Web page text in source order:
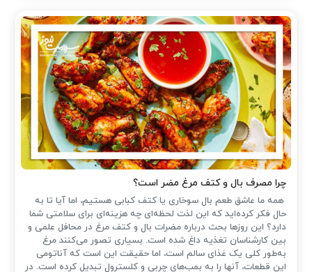
چرا مصرف بال و کتف مرغ مضر است؟
همه ما عاشق طعم بال سوخاری یا کتف کبابی هستیم، اما آیا تا به
حال فکر کرده‌اید که این لذت لحظه‌ای چه هزینه‌ای برای سلامتی شما
دارد؟ این روزها بحث درباره مضرات بال و کتف مرغ در محافل علمی و
بین کارشناسان تغذیه داغ شده است. بسیاری تصور می‌کنند مرغ
به‌طور کلی یک غذای سالم است، اما حقیقت این است که آناتومی
این قطعات، آنها را به بمب‌های چربی و کلسترول تبدیل کرده است. در